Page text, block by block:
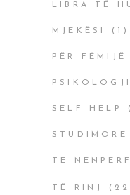
LIBRA TË
MJEKËSI (1)
PËR FËMIJË
PSIKOLOGJI
SELF-HELP
STUDIMORË
TË
TË RINJ